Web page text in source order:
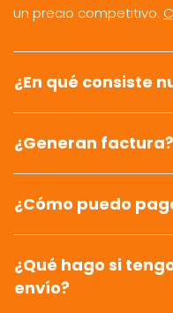
un precio competitivo.
¿En qué consiste
¿Generan factura?
¿Cómo puedo
¿Qué hago si
envío?